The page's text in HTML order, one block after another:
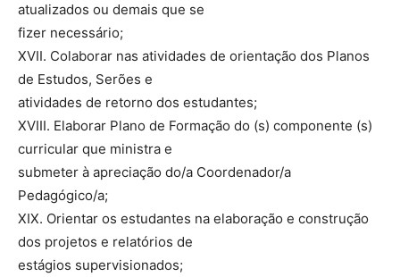
atualizados ou demais que se
fizer necessário;
XVII. Colaborar nas atividades de orientação dos Planos
de Estudos, Serões e
atividades de retorno dos estudantes;
XVIII. Elaborar Plano de Formação do (s) componente (s)
curricular que ministra e
submeter à apreciação do/a Coordenador/a
Pedagógico/a;
XIX. Orientar os estudantes na elaboração e construção
dos projetos e relatórios de
estágios supervisionados;